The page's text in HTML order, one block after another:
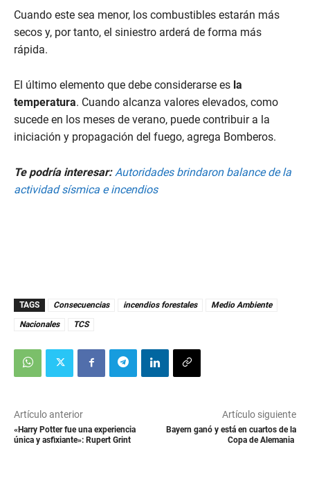
Cuando este sea menor, los combustibles estarán más
secos y, por tanto, el siniestro arderá de forma más
rápida.
El último elemento que debe considerarse es la
temperatura. Cuando alcanza valores elevados, como
sucede en los meses de verano, puede contribuir a la
iniciación y propagación del fuego, agrega Bomberos.
Te podría interesar:Autoridades brindaron balance de la
actividad sísmica e incendios
TAGS Consecuencias incendios forestales
Medio Ambiente
Nacionales
TCS
Artículo anterior
«Harry Potter fue una experiencia
única y asfixiante»: Rupert Grint
Artículo siguiente
Bayern ganó y está en cuartos de la
Copa de Alemania